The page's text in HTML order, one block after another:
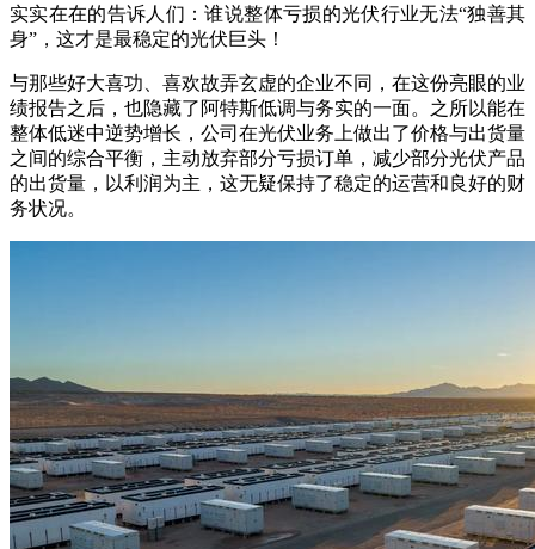
实实在在的告诉人们：谁说整体亏损的光伏行业无法“独善其
身”，这才是最稳定的光伏巨头！
与那些好大喜功、喜欢故弄玄虚的企业不同，在这份亮眼的业
绩报告之后，也隐藏了阿特斯低调与务实的一面。之所以能在
整体低迷中逆势增长，公司在光伏业务上做出了价格与出货量
之间的综合平衡，主动放弃部分亏损订单，减少部分光伏产品
的出货量，以利润为主，这无疑保持了稳定的运营和良好的财
务状况。